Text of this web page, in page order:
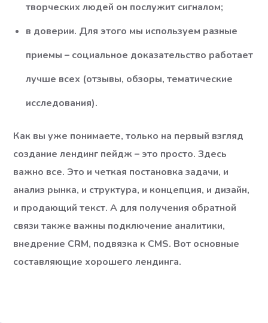
творческих людей он послужит сигналом;
в доверии. Для этого мы используем разные
приемы – социальное доказательство работает
лучше всех (отзывы, обзоры, тематические
исследования).
Как вы уже понимаете, только на первый взгляд
создание лендинг пейдж – это просто. Здесь
важно все. Это и четкая постановка задачи, и
анализ рынка, и структура, и концепция, и дизайн,
и продающий текст. А для получения обратной
связи также важны подключение аналитики,
внедрение CRM, подвязка к CMS. Вот основные
составляющие хорошего лендинга.